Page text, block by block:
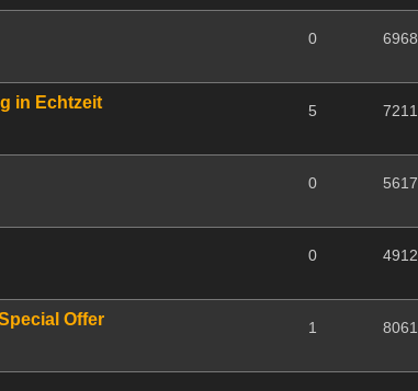
0 6968
in Echtzeit 5 7211
0 5617
0 4912
Offer 1 8061